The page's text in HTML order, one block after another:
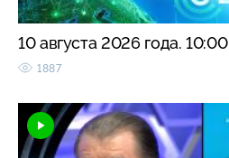
10 августа 2026 года. 10:00
1887